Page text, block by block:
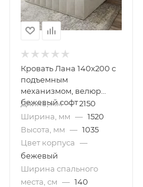
Кровать Лана 140х200 с
подъемным
механизмом, велюр
бежевый софт
Длина, мм — 2150
Ширина, мм — 1520
Высота, мм — 1035
Цвет корпуса —
бежевый
Ширина спального
места, см — 140